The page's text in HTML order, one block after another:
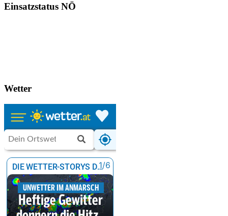
Einsatzstatus NÖ
Wetter